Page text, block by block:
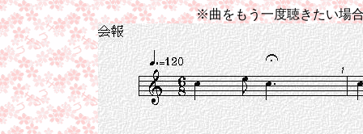
※曲をもう一度聴きたい場